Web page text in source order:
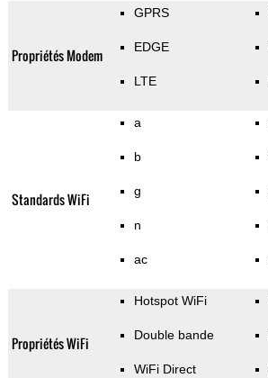
Propriétés Modem
GPRS
EDGE
LTE
Standards WiFi
a
b
g
n
ac
Propriétés WiFi
Hotspot WiFi
Double bande
WiFi Direct